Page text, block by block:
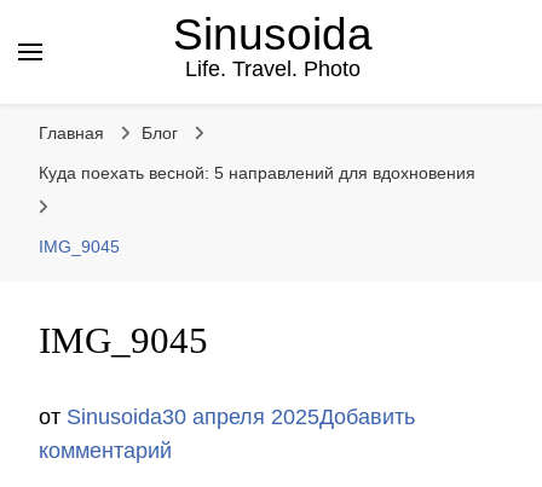
Sinusoida
Life. Travel. Photo
Главная Блог
Куда поехать весной: 5 направлений для вдохновения
IMG_9045
IMG_9045
от Sinusoida30 апреля 2025Добавить
комментарий